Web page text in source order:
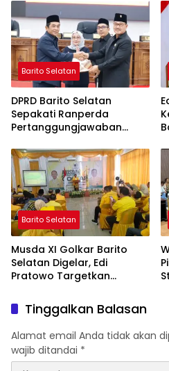
Barito Selatan
DPRD Barito Selatan
Sepakati Ranperda
Pertanggungjawaban
Barito Selatan
Musda XI Golkar Barito
Selatan Digelar, Edi
Pratowo Targetkan
Pemilu Mendatang
Tinggalkan Balasan
Alamat email Anda tidak akan
wajib ditandai *